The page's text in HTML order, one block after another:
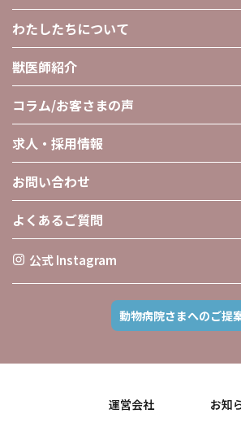
わたしたちについて
獣医師紹介
コラム/お客さまの声
求人・採用情報
お問い合わせ
よくあるご質問
公式 Instagram
動物病院さまへのご提
運営会社 お知